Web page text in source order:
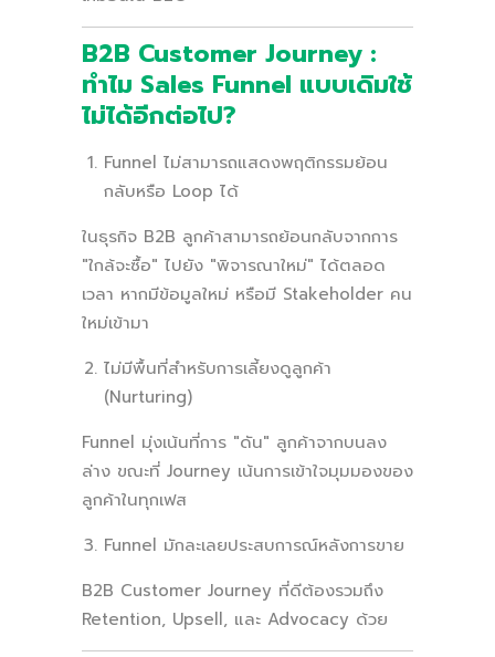
B2B Customer Journey :
ทำไม Sales Funnel แบบเดิมใช้
ไม่ได้อีกต่อไป?
Funnel ไม่สามารถแสดงพฤติกรรมย้อน
กลับหรือ Loop ได้
ในธุรกิจ B2B ลูกค้าสามารถย้อนกลับจากการ
"ใกล้จะซื้อ" ไปยัง "พิจารณาใหม่" ได้ตลอด
เวลา หากมีข้อมูลใหม่ หรือมี Stakeholder คน
ใหม่เข้ามา
ไม่มีพื้นที่สำหรับการเลี้ยงดูลูกค้า
(Nurturing)
Funnel มุ่งเน้นที่การ "ดัน" ลูกค้าจากบนลง
ล่าง ขณะที่ Journey เน้นการเข้าใจมุมมองของ
ลูกค้าในทุกเฟส
Funnel มักละเลยประสบการณ์หลังการขาย
B2B Customer Journey ที่ดีต้องรวมถึง
Retention, Upsell, และ Advocacy ด้วย